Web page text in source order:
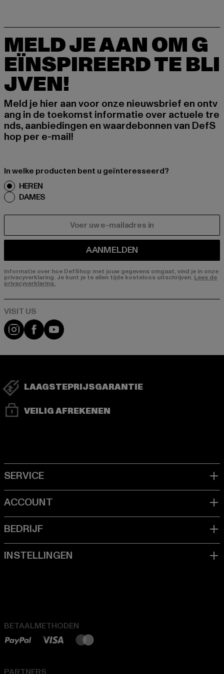
MELD JE AAN OM G
EÏNSPIREERD TE BLI
JVEN!
Meld je hier aan voor onze nieuwsbrief en ontv
ang in de toekomst informatie over actuele tre
nds, aanbiedingen en waardebonnen van DefS
hop per e-mail!
In welke producten bent u geïnteresseerd?
HEREN
DAMES
AANMELDEN
Informatie over hoe DefShop met jouw gegevens omgaat, vind je in onze
privacyverklaring. Je kunt je te allen tijde kosteloos uitschrijven. Lees de
privacyverklaring.
Visit our Instagram page:
Visit our Facebook page:
Visit our YouTube channel:
LAAGSTEPRIJSGARANTIE
VEILIG AFREKENEN
BETAALMETHODEN